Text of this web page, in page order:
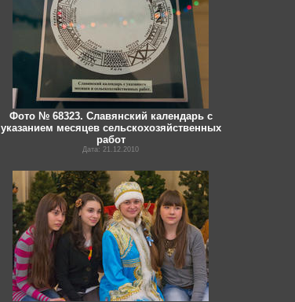
Фото № 68323. Славянский календарь с
указанием месяцев сельскохозяйственных
работ
Дата: 21.12.2010